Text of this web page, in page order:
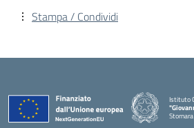
Stampa / Condividi
Istituto
Stornara